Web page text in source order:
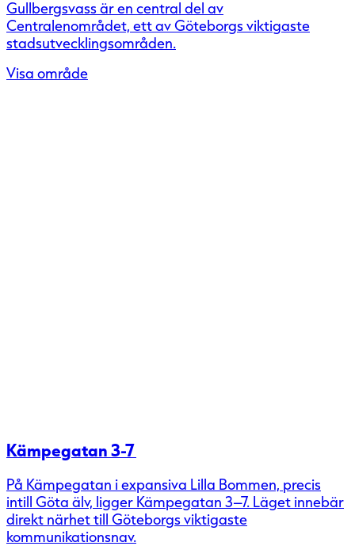
Gullbergsvass är en central del av
Centralenområdet, ett av Göteborgs viktigaste
stadsutvecklingsområden.
Visa område
Kämpegatan 3-7
På Kämpegatan i expansiva Lilla Bommen, precis
intill Göta älv, ligger Kämpegatan 3–7. Läget innebär
direkt närhet till Göteborgs viktigaste
kommunikationsnav.